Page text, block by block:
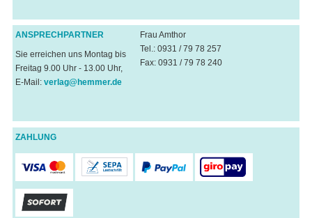
ANSPRECHPARTNER
Sie erreichen uns Montag bis
Freitag 9.00 Uhr - 13.00 Uhr,
E-Mail: verlag@hemmer.de
Frau Amthor
Tel.: 0931 / 79 78 257
Fax: 0931 / 79 78 240
ZAHLUNG